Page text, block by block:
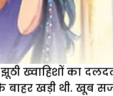
ख्वाहिशों का
बाहर खड़ी थी. खूब